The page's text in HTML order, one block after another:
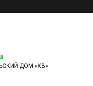
ДОМ «КВ».